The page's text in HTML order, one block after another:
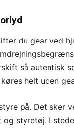
du gear ved
så autentisk
helt uden
på. Det sker
og styretøj. I